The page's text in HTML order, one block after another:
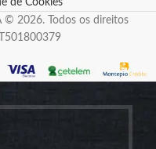
© 2026. Todos os direitos